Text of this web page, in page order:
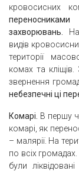
кровосисних
захворювань.
На
видів
території
комах та
звернення
небезпечні ці
Комарі. В першу
комарі, як
– малярії. На
по всіх
були